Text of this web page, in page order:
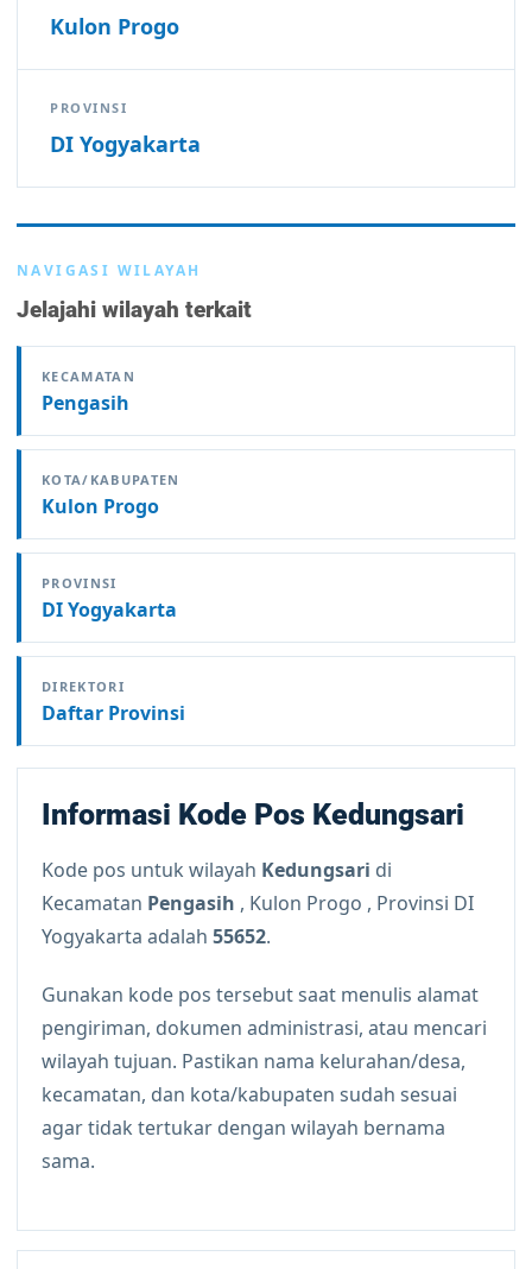
Kulon Progo
PROVINSI
DI Yogyakarta
NAVIGASI WILAYAH
Jelajahi wilayah terkait
KECAMATAN
Pengasih
KOTA/KABUPATEN
Kulon Progo
PROVINSI
DI Yogyakarta
DIREKTORI
Daftar Provinsi
Informasi Kode Pos Kedungsari
Kode pos untuk wilayah Kedungsari di
Kecamatan Pengasih , Kulon Progo , Provinsi DI
Yogyakarta adalah 55652.
Gunakan kode pos tersebut saat menulis alamat
pengiriman, dokumen administrasi, atau mencari
wilayah tujuan. Pastikan nama kelurahan/desa,
kecamatan, dan kota/kabupaten sudah sesuai
agar tidak tertukar dengan wilayah bernama
sama.